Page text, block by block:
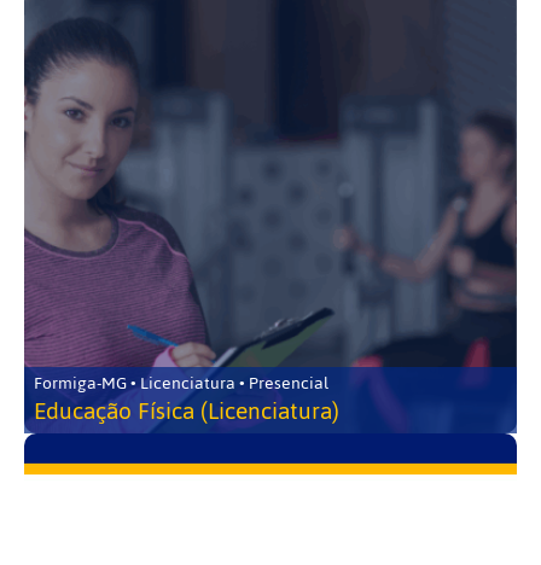
Formiga-MG • Licenciatura • Presencial
Educação Física (Licenciatura)